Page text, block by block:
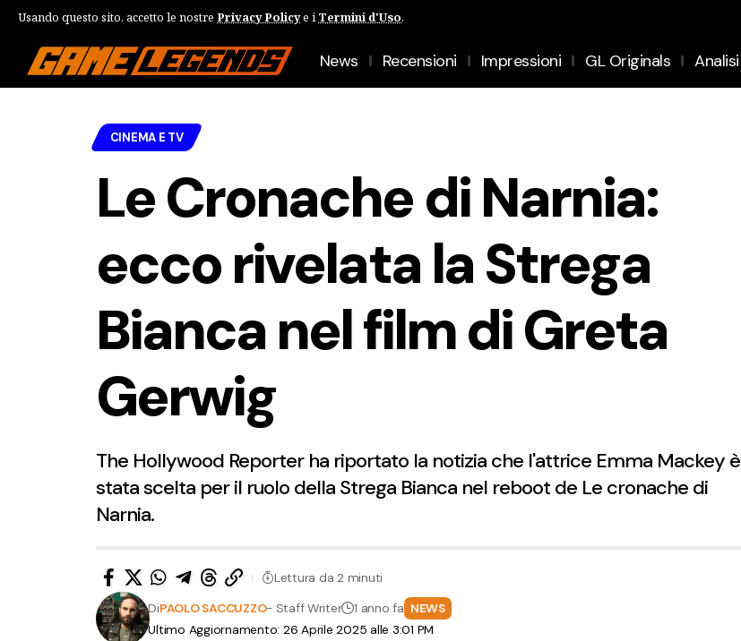
Usando questo sito, accetto le nostre Privacy Policye i Termini d'Uso.
News Recensioni Impressioni GL Originals Analisi
CINEMA E TV
Le Cronache di Narnia:
ecco rivelata la Strega
Bianca nel film di Greta
Gerwig
The Hollywood Reporter ha riportato la notizia che l'attrice Emma Mackey è
stata scelta per il ruolo della Strega Bianca nel reboot de Le cronache di
Narnia.
Ultimo Aggiornamento: 26 Aprile 2025 alle 3:01 PM
DiPAOLO SACCUZZO- Staff Writer 1 anno fa NEWS
Lettura da 2 minuti